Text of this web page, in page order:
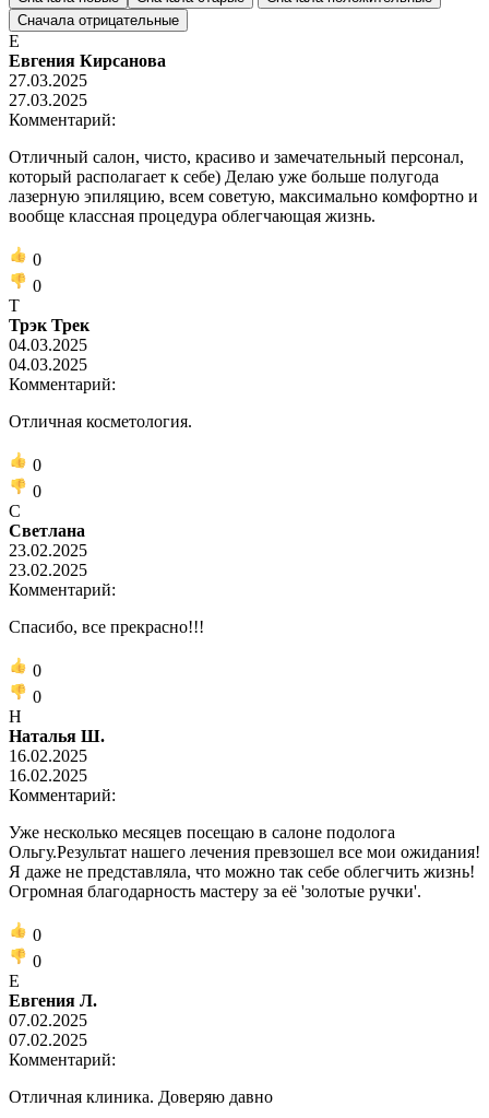
Сначала отрицательные
Е
Евгения Кирсанова
27.03.2025
27.03.2025
Комментарий:
Отличный салон, чисто, красиво и замечательный персонал,
который располагает к себе) Делаю уже больше полугода
лазерную эпиляцию, всем советую, максимально комфортно и
вообще классная процедура облегчающая жизнь.
0
0
Т
Трэк Трек
04.03.2025
04.03.2025
Комментарий:
Отличная косметология.
0
0
С
Светлана
23.02.2025
23.02.2025
Комментарий:
Спасибо, все прекрасно!!!
0
0
Н
Наталья Ш.
16.02.2025
16.02.2025
Комментарий:
Уже несколько месяцев посещаю в салоне подолога
Ольгу.Результат нашего лечения превзошел все мои ожидания!
Я даже не представляла, что можно так себе облегчить жизнь!
Огромная благодарность мастеру за её 'золотые ручки'.
0
0
Е
Евгения Л.
07.02.2025
07.02.2025
Комментарий:
Отличная клиника. Доверяю давно